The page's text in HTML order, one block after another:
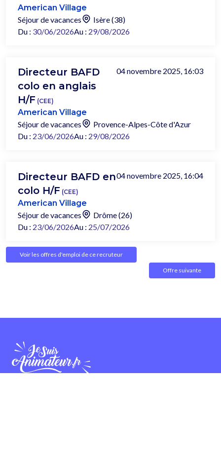
American Village
Séjour de vacances
Isère (38)
Du : 30/06/2026Au : 29/08/2026
Directeur BAFD
colo en anglais
H/F (CEE)
04 novembre 2025, 16:03
American Village
Séjour de vacances
Provence-Alpes-Côte d'Azur
Du : 23/06/2026Au : 29/08/2026
Directeur BAFD en
colo H/F (CEE)
04 novembre 2025, 16:04
American Village
Séjour de vacances
Drôme (26)
Du : 23/06/2026Au : 25/07/2026
Voir les offres d'emploi de ce recruteur
Offre suivante